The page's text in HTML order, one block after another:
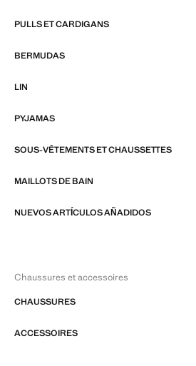
PULLS ET CARDIGANS
BERMUDAS
LIN
PYJAMAS
SOUS-VÊTEMENTS ET CHAUSSETTES
MAILLOTS DE BAIN
NUEVOS ARTÍCULOS AÑADIDOS
Chaussures et accessoires
CHAUSSURES
ACCESSOIRES